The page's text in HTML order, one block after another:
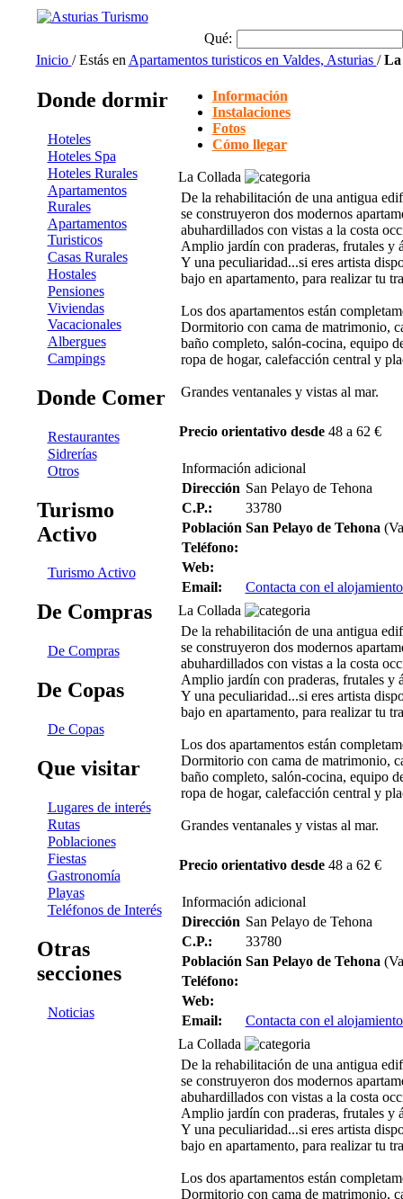
Qué:
Inicio / Estás en Apartamentos turisticos en Valdes, Asturias /La
Donde dormir
Hoteles
Hoteles Spa
Hoteles Rurales
Apartamentos
Rurales
Apartamentos
Turisticos
Casas Rurales
Hostales
Pensiones
Viviendas
Vacacionales
Albergues
Campings
Donde Comer
Restaurantes
Sidrerías
Otros
Turismo
Activo
Turismo Activo
De Compras
De Compras
De Copas
De Copas
Que visitar
Lugares de interés
Rutas
Poblaciones
Fiestas
Gastronomía
Playas
Teléfonos de Interés
Otras
secciones
Noticias
Información
Instalaciones
Fotos
Cómo llegar
La Collada
De la rehabilitación de una antigua
se construyeron dos modernos
abuhardillados con vistas a la costa
Amplio jardín con praderas, frutales y
Y una peculiaridad...si eres artista
bajo en apartamento, para realizar tu
Los dos apartamentos están
Dormitorio con cama de matrimonio,
baño completo, salón-cocina, equipo
ropa de hogar, calefacción central y
Grandes ventanales y vistas al mar.
Precio orientativo desde 48 a 62 €
Información adicional
Dirección San Pelayo de Tehona
C.P.:
33780
Población San Pelayo de Tehona
Teléfono:
Web:
Email:
Contacta con el
La Collada
De la rehabilitación de una antigua
se construyeron dos modernos
abuhardillados con vistas a la costa
Amplio jardín con praderas, frutales y
Y una peculiaridad...si eres artista
bajo en apartamento, para realizar tu
Los dos apartamentos están
Dormitorio con cama de matrimonio,
baño completo, salón-cocina, equipo
ropa de hogar, calefacción central y
Grandes ventanales y vistas al mar.
Precio orientativo desde 48 a 62 €
Información adicional
Dirección San Pelayo de Tehona
C.P.:
33780
Población San Pelayo de Tehona
Teléfono:
Web:
Email:
Contacta con el
La Collada
De la rehabilitación de una antigua
se construyeron dos modernos
abuhardillados con vistas a la costa
Amplio jardín con praderas, frutales y
Y una peculiaridad...si eres artista
bajo en apartamento, para realizar tu
Los dos apartamentos están
Dormitorio con cama de matrimonio,